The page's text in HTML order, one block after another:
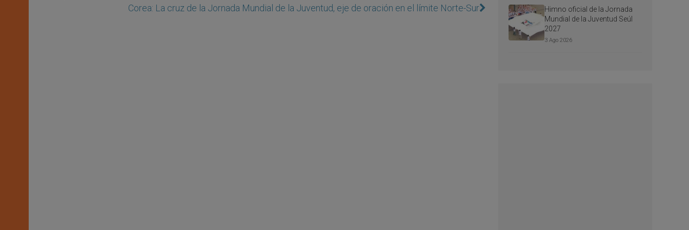
Corea: La cruz de la Jornada Mundial de la Juventud, eje de oración en el límite Norte-Sur
Himno oficial de la Jornada
Mundial de la Juventud Seúl
2027
3 Ago 2026